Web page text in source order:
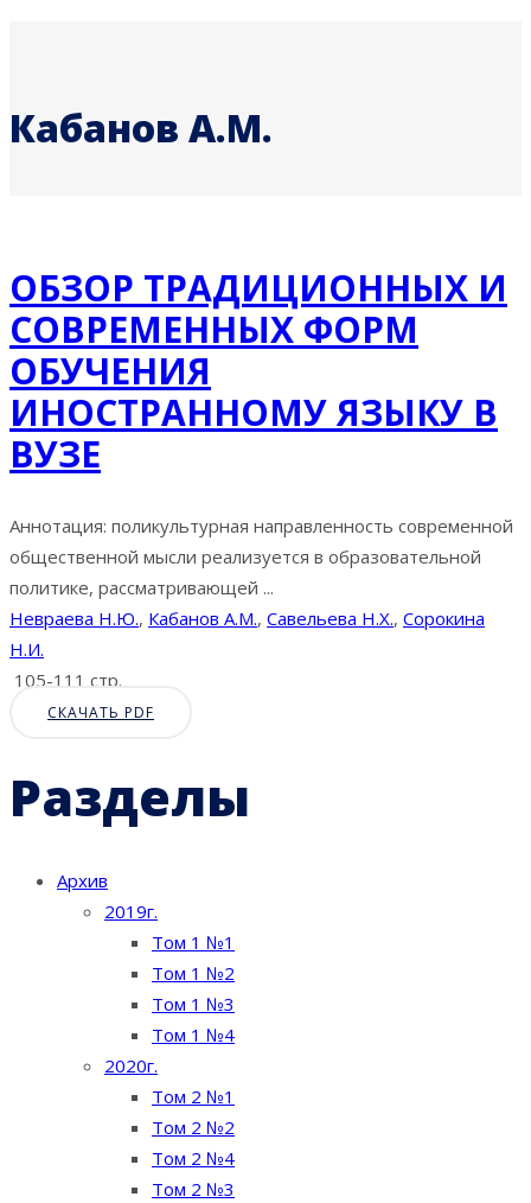
Кабанов А.М.
ОБЗОР ТРАДИЦИОННЫХ И
СОВРЕМЕННЫХ ФОРМ
ОБУЧЕНИЯ
ИНОСТРАННОМУ ЯЗЫКУ В
ВУЗЕ
Аннотация: поликультурная направленность современной
общественной мысли реализуется в образовательной
политике, рассматривающей ...
Невраева Н.Ю., Кабанов А.М., Савельева Н.Х., Сорокина
Н.И.
105-111 стр.
СКАЧАТЬ PDF
Разделы
Архив
2019г.
Том 1 №1
Том 1 №2
Том 1 №3
Том 1 №4
2020г.
Том 2 №1
Том 2 №2
Том 2 №4
Том 2 №3